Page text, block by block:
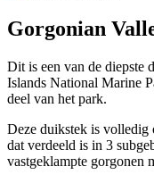
Gorgonian
Dit is een van de diepste
Islands National Marine
deel van het park.
Deze duikstek is volledig
dat verdeeld is in 3
vastgeklampte gorgonen